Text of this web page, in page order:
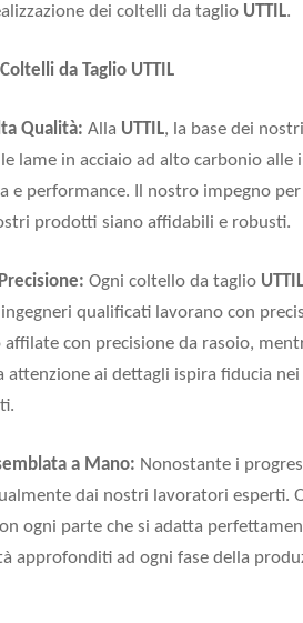
dei coltelli da taglio UTTIL.
da Taglio UTTIL
Qualità: Alla UTTIL, la base dei
lame in acciaio ad alto carbonio
e performance. Il nostro impegno
prodotti siano affidabili e robusti.
Ogni coltello da taglio UTTIL
qualificati lavorano con
affilate con precisione da rasoio,
attenzione ai dettagli ispira fiducia
a Mano: Nonostante i
dai nostri lavoratori esperti.
ogni parte che si adatta
approfonditi ad ogni fase della